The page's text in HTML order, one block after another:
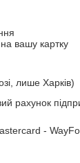
вашу картку
лише Харків)
рахунок
-